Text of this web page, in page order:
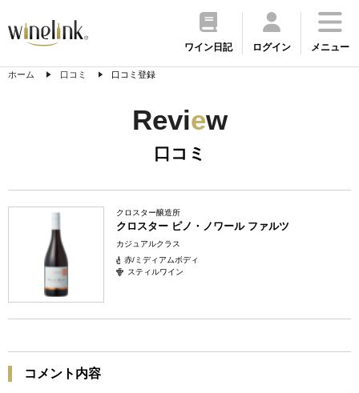
ワイン日記 ログイン メニュー
ホーム 口コミ 口コミ登録
Review
口コミ
クロスター醸造所
クロスター ピノ・ノワール ファルツ
カジュアルクラス
赤/ミディアムボディ
スティルワイン
コメント内容